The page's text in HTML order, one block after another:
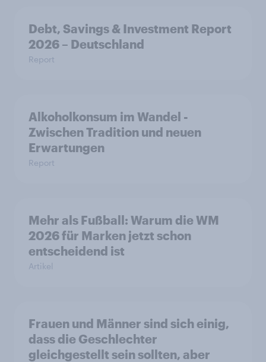
Debt, Savings & Investment Report
2026 – Deutschland
Report
Alkoholkonsum im Wandel​ -
Zwischen Tradition und neuen
Erwartungen
Report
Mehr als Fußball: Warum die WM
2026 für Marken jetzt schon
entscheidend ist
Artikel
Frauen und Männer sind sich einig,
dass die Geschlechter
gleichgestellt sein sollten, aber